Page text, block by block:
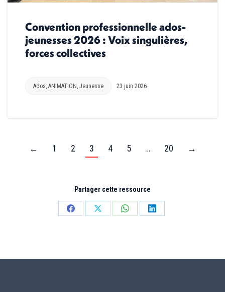
Convention professionnelle ados-
jeunesses 2026 : Voix singulières,
forces collectives
Ados ANIMATION Jeunesse 23 juin 2026
← 1 2 3 4 5 … 20 →
Partager cette ressource
PartagerPartagerPartagerPartager